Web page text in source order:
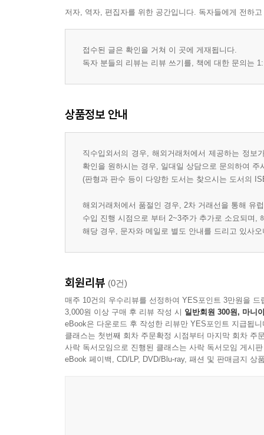
저자, 역자, 편집자를 위한 공간입니다. 독자들에게 전하
접수된 글은 확인을 거쳐 이 곳에 게재됩니다.
독자 분들의 리뷰는 리뷰 쓰기를, 책에 대한 문의는
상품정보 안내
직수입외서의 경우, 해외거래처에서 제공하는 정
확인을 원하시는 경우, 일대일 상담으로 문의하여 주
(판형과 판수 등이 다양한 도서는 찾으시는 도서의
해외거래처에서 품절인 경우, 2차 거래선을 통해 유
수입 진행 시점으로 부터 2~3주가 추가로 소요되며,
해당 경우, 문자와 메일로 별도 안내를 드리고 있사
회원리뷰 (0건)
매주 10건의 우수리뷰를 선정하여 YES포인트 3만원을 드
3,000원 이상 구매 후 리뷰 작성 시 일반회원 300원, 마니
eBook은 다운로드 후 작성한 리뷰만 YES포인트 지급됩니
클래스는 첫번째 회차 주문확정 시점부터 마지막 회차 주
사락 독서모임으로 진행된 클래스는 사락 독서모임 게시
eBook 페이백, CD/LP, DVD/Blu-ray, 패션 및 판매금지 상